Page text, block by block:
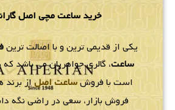
خرید ساعت مچی اصل
یکی از قدیمی ترین و با اصالت ترین
ساعت، گالری جواهریان می باشد
است با فروشساعت اصلاز برند
فروش بازار، سعی در راضی نگه